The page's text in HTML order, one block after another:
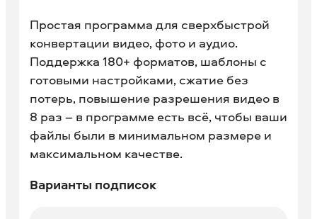
Простая программа для сверхбыстрой
конвертации видео, фото и аудио.
Поддержка 180+ форматов, шаблоны с
готовыми настройками, сжатие без
потерь, повышение разрешения видео в
8 раз – в программе есть всё, чтобы ваши
файлы были в минимальном размере и
максимальном качестве.
Варианты подписок